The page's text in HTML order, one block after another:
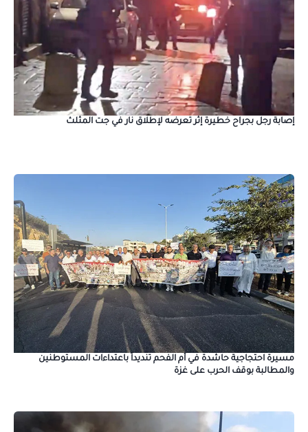
إصابة رجل بجراح خطيرة إثر تعرضه لإطلاق نار في جت المثلث
مسيرة احتجاجية حاشدة في أم الفحم تنديداً باعتداءات المستوطنين
والمطالبة بوقف الحرب على غزة